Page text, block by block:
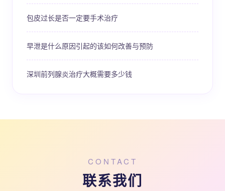
包皮过长是否一定要手术治疗
早泄是什么原因引起的该如何改善与预防
深圳前列腺炎治疗大概需要多少钱
CONTACT
联系我们